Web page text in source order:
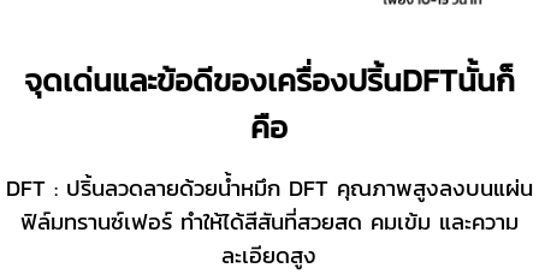
จุดเด่นและข้อดีของเครื่องปริ้นDFTนั้นก็
คือ
DFT : ปริ้นลวดลายด้วยน้ำหมึก DFT คุณภาพสูงลงบนแผ่น
ฟิล์มทรานซ์เฟอร์ ทำให้ได้สีสันที่สวยสด คมเข้ม และความ
ละเอียดสูง